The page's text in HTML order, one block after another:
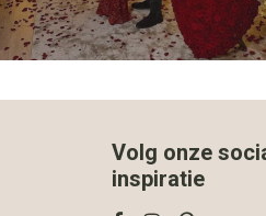
Volg onze
inspiratie